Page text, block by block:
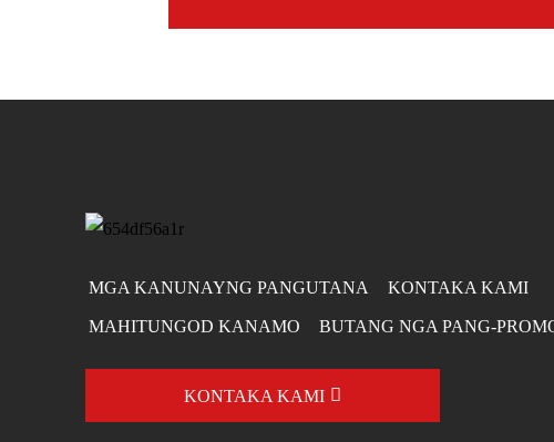
MGA KANUNAYNG PANGUTANA KONTAKA KAMI
MAHITUNGOD KANAMO BUTANG NGA PANG-
KONTAKA KAMI